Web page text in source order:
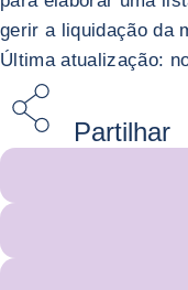
gerir a liquidação da
Última atualização:
Partilhar